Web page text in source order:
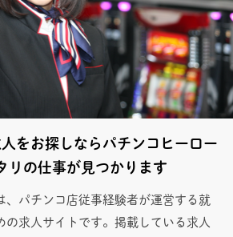
をお探しならパチンコヒーロー
リの仕事が見つかります
、パチンコ店従事経験者が運営する就
の求人サイトです。掲載している求人